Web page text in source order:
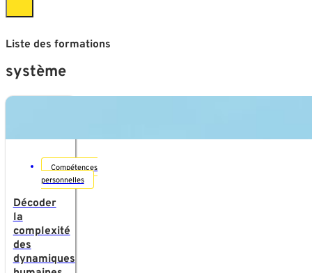
Liste des formations
système
Compétences
personnelles
Décoder
la
complexité
des
dynamiques